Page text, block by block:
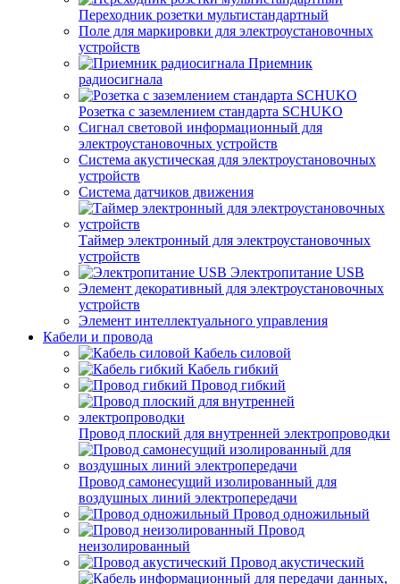
Переходник розетки мультистандартный
Поле для маркировки для электроустановочных
устройств
Приемник
радиосигнала
Розетка с заземлением стандарта SCHUKO
Сигнал световой информационный для
электроустановочных устройств
Система акустическая для электроустановочных
устройств
Система датчиков движения
Таймер электронный для электроустановочных
устройств
Электропитание USB
Элемент декоративный для электроустановочных
устройств
Элемент интеллектуального управления
Кабели и провода
Кабель силовой
Кабель гибкий
Провод гибкий
Провод плоский для внутренней электропроводки
Провод самонесущий изолированный для
воздушных линий электропередачи
Провод одножильный
Провод
неизолированный
Провод акустический